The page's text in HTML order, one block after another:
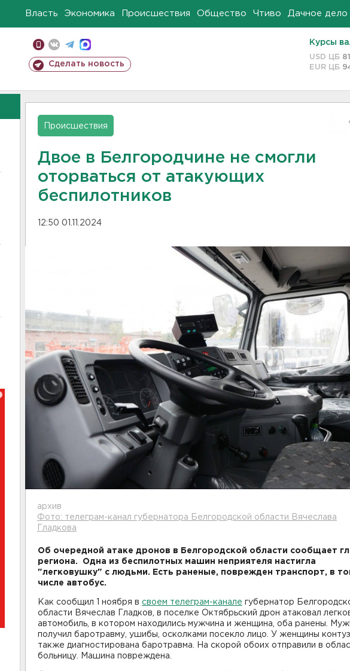
Власть Экономика Происшествия Общество Чтиво Дачное дело
Сделать новость
Курсы
USD ЦБ
EUR ЦБ
Происшествия
Двое в Белгородчине не смогли
оторваться от атакующих
беспилотников
12:50 01.11.2024
архив
Фото: телеграм-канал губернатора Белгородской области Вячеслава
Гладкова
Об очередной атаке дронов в Белгородской области сообщает
региона. Одна из беспилотных машин неприятеля настигла
"легковушку" с людьми. Есть раненые, поврежден транспорт, в
числе автобус.
Как сообщил 1 ноября в своем телеграм-канале губернатор
области Вячеслав Гладков, в поселке Октябрьский дрон атаковал
автомобиль, в котором находились мужчина и женщина, оба ранены.
получил баротравму, ушибы, осколками посекло лицо. У женщины
также диагностирована баротравма. На скорой обоих отправили в
больницу. Машина повреждена.